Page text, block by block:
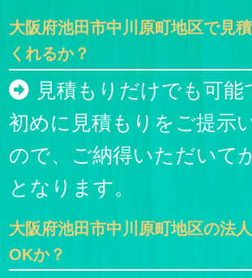
大阪府池田市中川原町地区で見
くれるか？
見積もりだけでも可能
初めに見積もりをご提示
ので、ご納得いただいて
となります。
大阪府池田市中川原町地区の法
OKか？